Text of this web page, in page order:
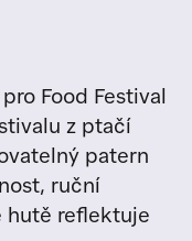
Food Festival
z ptačí
patern
ruční
hutě reflektuje